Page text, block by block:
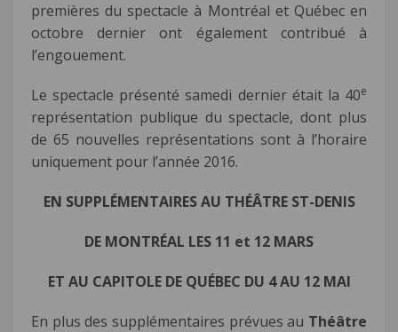
premières du spectacle à Montréal et Québec en
octobre dernier ont également contribué à
l’engouement.
Le spectacle présenté samedi dernier était la 40e
représentation publique du spectacle, dont plus
de 65 nouvelles représentations sont à l’horaire
uniquement pour l’année 2016.
EN SUPPLÉMENTAIRES AU THÉÂTRE ST-DENIS
DE MONTRÉAL LES 11 et 12 MARS
ET AU CAPITOLE DE QUÉBEC DU 4 AU 12 MAI
En plus des supplémentaires prévues au Théâtre